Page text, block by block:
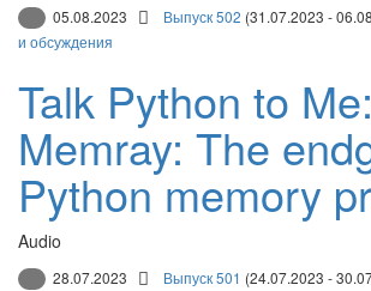
05.08.2023 Выпуск 502 (31.07.2023 -
и обсуждения
Talk Python to
Memray: The
Python memory
Audio
28.07.2023 Выпуск 501 (24.07.2023 -